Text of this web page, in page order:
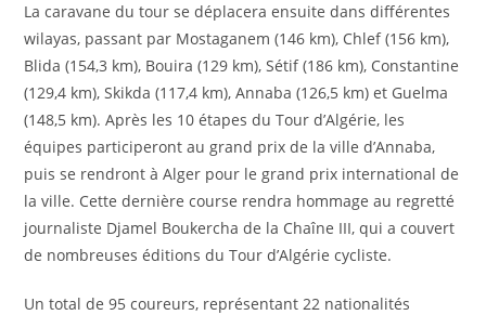
La caravane du tour se déplacera ensuite dans différentes
wilayas, passant par Mostaganem (146 km), Chlef (156 km),
Blida (154,3 km), Bouira (129 km), Sétif (186 km), Constantine
(129,4 km), Skikda (117,4 km), Annaba (126,5 km) et Guelma
(148,5 km). Après les 10 étapes du Tour d’Algérie, les
équipes participeront au grand prix de la ville d’Annaba,
puis se rendront à Alger pour le grand prix international de
la ville. Cette dernière course rendra hommage au regretté
journaliste Djamel Boukercha de la Chaîne III, qui a couvert
de nombreuses éditions du Tour d’Algérie cycliste.
Un total de 95 coureurs, représentant 22 nationalités